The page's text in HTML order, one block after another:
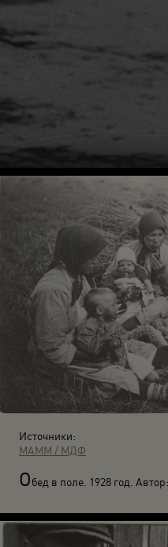
Источники:
МАММ / МДФ
Обед в поле. 1928 год.